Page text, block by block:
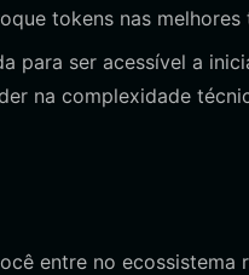
tokens nas melhores
para ser acessível a
na complexidade
entre no ecossistema